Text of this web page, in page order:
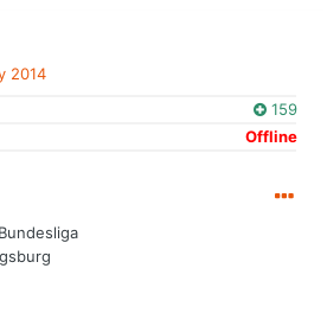
2014
159
Offline